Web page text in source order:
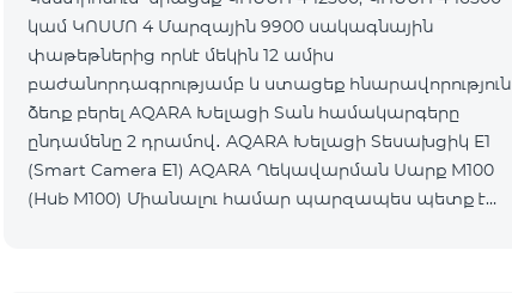
կամ ԿՈՍՄՈ 4 Մարզային 9900 սակագնային
փաթեթներից որևէ մեկին 12 ամիս
բաժանորդագրությամբ և ստացեք հնարավորություն
ձեռք բերել AQARA Խելացի Տան համակարգերը
ընդամենը 2 դրամով․ AQARA Խելացի Տեսախցիկ E1
(Smart Camera E1) AQARA Ղեկավարման Սարք M100
(Hub M100) Միանալու համար պարզապես պետք է